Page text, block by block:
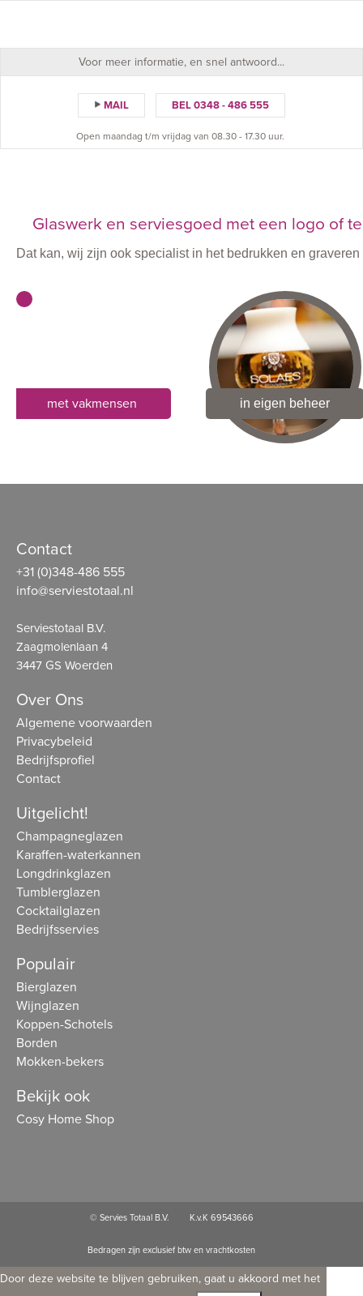
Voor meer informatie, en snel antwoord...
MAIL BEL 0348 - 486 555
Open maandag t/m vrijdag van 08.30 - 17.30 uur.
Glaswerk en serviesgoed met een logo of
Dat kan, wij zijn ook specialist in het bedrukken en
met vakmensen in eigen beheer
Contact
+31 (0)348-486 555
info@serviestotaal.nl
Serviestotaal B.V.
Zaagmolenlaan 4
3447 GS Woerden
Over Ons
Algemene voorwaarden
Privacybeleid
Bedrijfsprofiel
Contact
Uitgelicht!
Champagneglazen
Karaffen-waterkannen
Longdrinkglazen
Tumblerglazen
Cocktailglazen
Bedrijfsservies
Populair
Bierglazen
Wijnglazen
Koppen-Schotels
Borden
Mokken-bekers
Bekijk ook
Cosy Home Shop
© Servies Totaal B.V. K.v.K 69543666
Bedragen zijn exclusief btw en vrachtkosten
Door deze website te blijven gebruiken, gaat u akkoord met het